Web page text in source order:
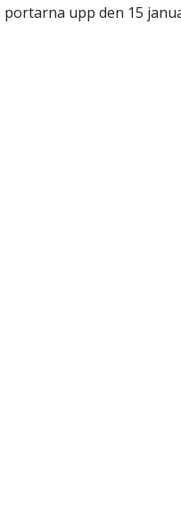
upp den 15